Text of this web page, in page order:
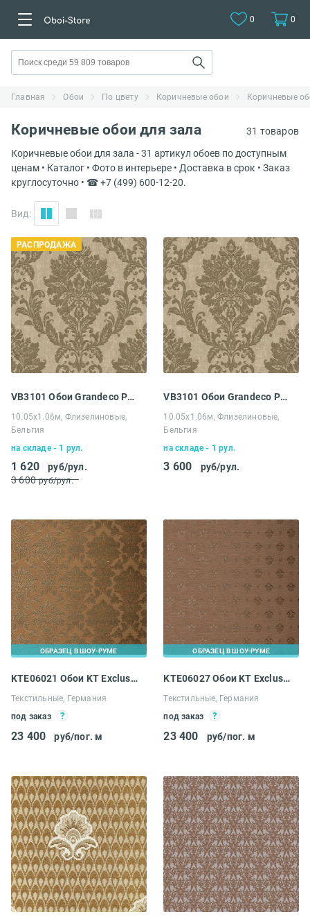
0 0
Главная Обои По цвету Коричневые обои Коричневые
Коричневые обои для зала
31 товаров
Коричневые обои для зала - 31 артикул обоев по доступным
ценам • Каталог • Фото в интерьере • Доставка в срок • Заказ
круглосуточно • ☎ +7 (499) 600-12-20.
Вид:
РАСПРОДАЖА
VB3101 Обои Grandeco Распродажа
10.05х1.06м, Флизелиновые,
Бельгия
на складе - 1 рул.
1 620
руб/рул.
3 600 руб/рул.
VB3101 Обои Grandeco Распродажа
10.05х1.06м, Флизелиновые,
Бельгия
на складе - 1 рул.
3 600 руб/рул.
ОБРАЗЕЦ В ШОУ-РУМЕ
KTE06021 Обои KT Exclusive Caesar
Текстильные, Германия
под заказ
23 400 руб/пог. м
ОБРАЗЕЦ В ШОУ-РУМЕ
KTE06027 Обои KT Exclusive Caesar
Текстильные, Германия
под заказ
23 400 руб/пог. м